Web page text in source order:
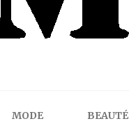
MODE BEAUTÉ